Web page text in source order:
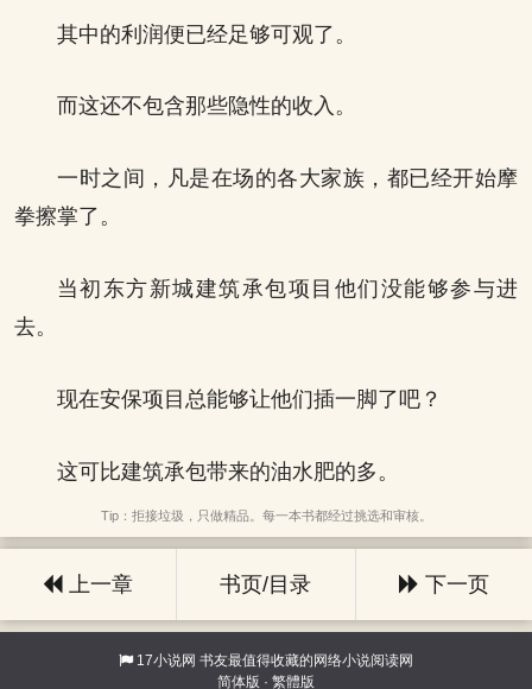
其中的利润便已经足够可观了。
而这还不包含那些隐性的收入。
一时之间，凡是在场的各大家族，都已经开始摩
拳擦掌了。
当初东方新城建筑承包项目他们没能够参与进
去。
现在安保项目总能够让他们插一脚了吧？
这可比建筑承包带来的油水肥的多。
Tip：拒接垃圾，只做精品。每一本书都经过挑选和审核。
上一章 书页/目录 下一页
17小说网 书友最值得收藏的网络小说阅读网
简体版 · 繁體版